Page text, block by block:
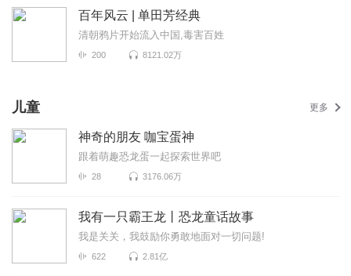
百年风云 | 单田芳经典
清朝鸦片开始流入中国,毒害百姓
200 8121.02万
儿童 更多
神奇的朋友 咖宝蛋神
跟着萌趣恐龙蛋一起探索世界吧
28 3176.06万
我有一只霸王龙丨恐龙童话故事
我是关关，我鼓励你勇敢地面对一切问题!
622 2.81亿